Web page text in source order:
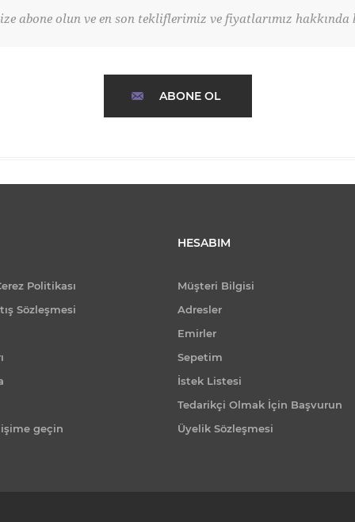
abone olun ve en son tekliflerimiz ve fiyatlarımız hakkında
ABONE OL
Politikası
Sözleşmesi
geçin
HESABIM
Müşteri Bilgisi
Adresler
Emirler
Sepetim
İstek Listesi
Tedarikçi Olmak İçin Başvurun
Üyelik Sözleşmesi